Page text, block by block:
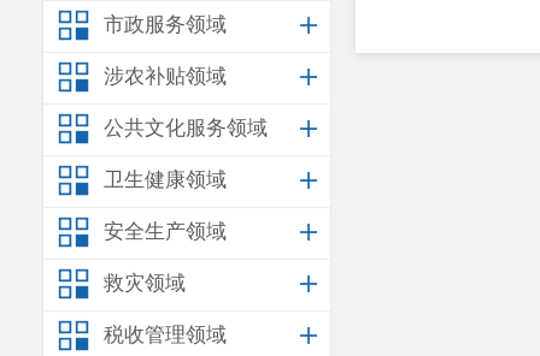
市政服务领域
涉农补贴领域
公共文化服务领域
卫生健康领域
安全生产领域
救灾领域
税收管理领域
云南艾贝思特